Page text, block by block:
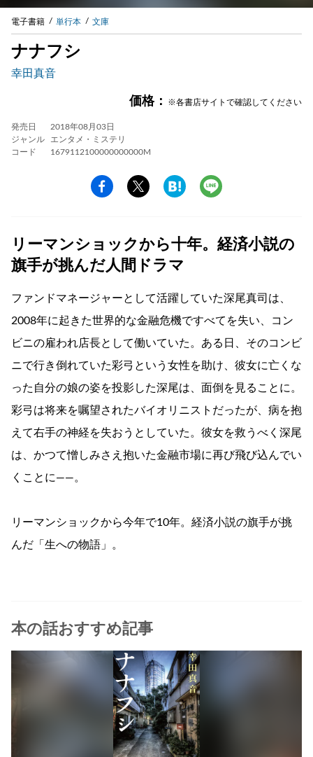
電子書籍 単行本 文庫
ナナフシ
幸田真音
価格： ※各書店サイトで確認してください
発売日
2018年08月03日
ジャンル
エンタメ・ミステリ
コード
1679112100000000000M
リーマンショックから十年。経済小説の
旗手が挑んだ人間ドラマ
ファンドマネージャーとして活躍していた深尾真司は、
2008年に起きた世界的な金融危機ですべてを失い、コン
ビニの雇われ店長として働いていた。ある日、そのコンビ
ニで行き倒れていた彩弓という女性を助け、彼女に亡くな
った自分の娘の姿を投影した深尾は、面倒を見ることに。
彩弓は将来を嘱望されたバイオリニストだったが、病を抱
えて右手の神経を失おうとしていた。彼女を救うべく深尾
は、かつて憎しみさえ抱いた金融市場に再び飛び込んでい
くことに――。
リーマンショックから今年で10年。経済小説の旗手が挑
んだ「生への物語」。
本の話おすすめ記事